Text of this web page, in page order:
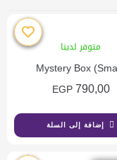
متوفر لدينا
Mystery Box
790,00
EGP
إضافة إلى السلة